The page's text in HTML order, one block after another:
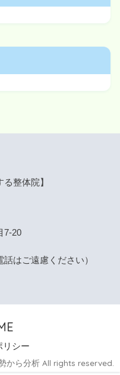
整体院】
7-20
はご遠慮ください）
リシー
から分析 All rights reserved.